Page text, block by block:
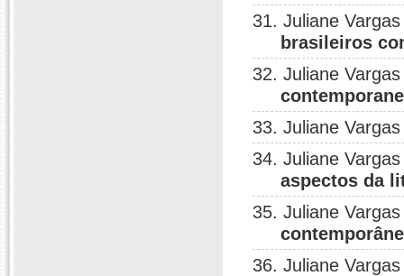
31. Juliane
brasileiros
32. Juliane
33. Juliane
34. Juliane
aspectos da
35. Juliane
36. Juliane